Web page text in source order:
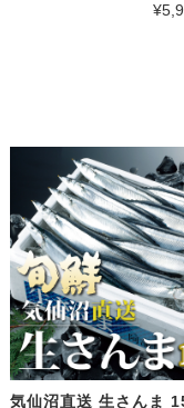
気仙沼直送 生さんま